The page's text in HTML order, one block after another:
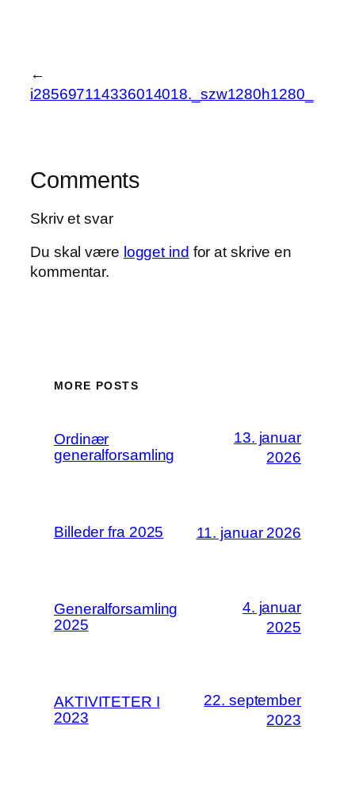
←
i285697114336014018._szw1280h1280_
Comments
Skriv et svar
Du skal være logget ind for at skrive en
kommentar.
MORE POSTS
Ordinær
generalforsamling
13. januar
2026
Billeder fra 2025 11. januar 2026
Generalforsamling
2025
4. januar
2025
AKTIVITETER I
2023
22. september
2023